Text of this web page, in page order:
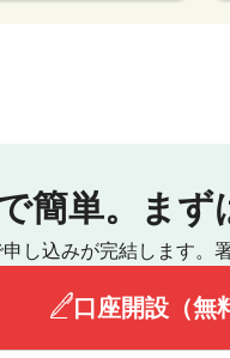
簡単。 まず
し込みが完結します。
口座開設（無